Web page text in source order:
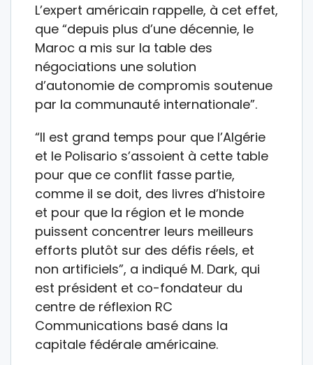
L’expert américain rappelle, à cet effet,
que “depuis plus d’une décennie, le
Maroc a mis sur la table des
négociations une solution
d’autonomie de compromis soutenue
par la communauté internationale”.
“Il est grand temps pour que l’Algérie
et le Polisario s’assoient à cette table
pour que ce conflit fasse partie,
comme il se doit, des livres d’histoire
et pour que la région et le monde
puissent concentrer leurs meilleurs
efforts plutôt sur des défis réels, et
non artificiels”, a indiqué M. Dark, qui
est président et co-fondateur du
centre de réflexion RC
Communications basé dans la
capitale fédérale américaine.